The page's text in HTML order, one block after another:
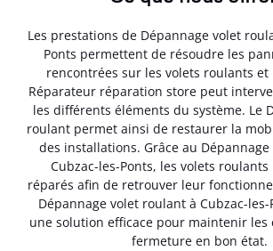
Les prestations de Dépannage volet
Ponts permettent de résoudre les
rencontrées sur les volets roulants et
Réparateur réparation store peut
les différents éléments du système. Le
roulant permet ainsi de restaurer la
des installations. Grâce au
Cubzac-les-Ponts, les volets
réparés afin de retrouver leur
Dépannage volet roulant à Cubzac-
une solution efficace pour maintenir les
fermeture en bon état.